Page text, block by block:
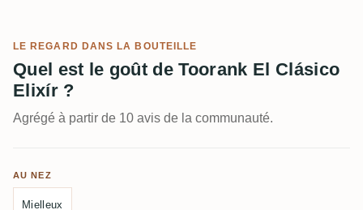
LE REGARD DANS LA BOUTEILLE
Quel est le goût de Toorank El Clásico
Elixír ?
Agrégé à partir de 10 avis de la communauté.
AU NEZ
Mielleux